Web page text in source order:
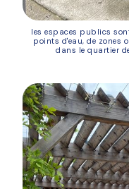
les espaces publics
points d'eau, de zones
dans le quartier